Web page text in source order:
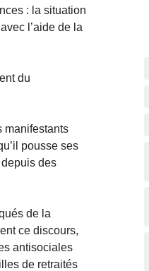
: la situation
l’aide de la
du
manifestants
pousse ses
depuis des
de la
ce discours,
antisociales
de retraités